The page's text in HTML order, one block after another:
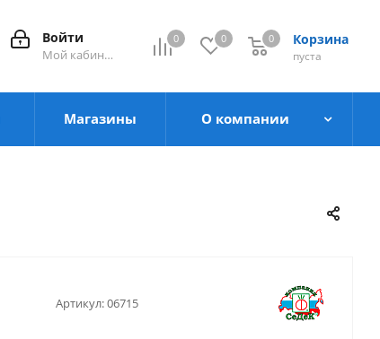
0 0 Корзина
0
пуста
0
Войти
Мой кабинет
Магазины О компании
Артикул:06715